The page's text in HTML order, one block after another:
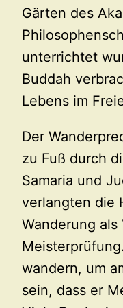
Gärten des
unterrichtet
Buddah
Lebens im
Der
zu Fuß durch
Samaria und
verlangten die
Wanderung
wandern, um
sein, dass er